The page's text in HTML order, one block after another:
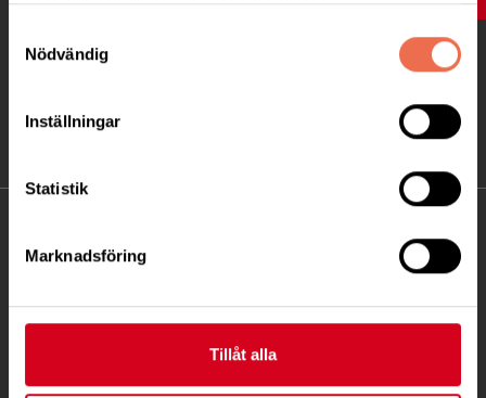
Nödvändig
Inställningar
Statistik
Marknadsföring
Tillåt alla
Ågatan 12 C, 172 62 Sundbyberg